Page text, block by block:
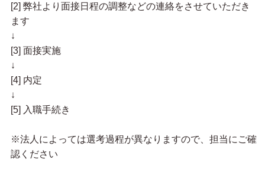
[2] 弊社より面接日程の調整などの連絡をさせていただき
ます
↓
[3] 面接実施
↓
[4] 内定
↓
[5] 入職手続き
※法人によっては選考過程が異なりますので、担当にご確
認ください